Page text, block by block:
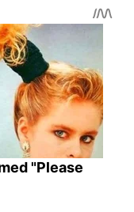
"Please